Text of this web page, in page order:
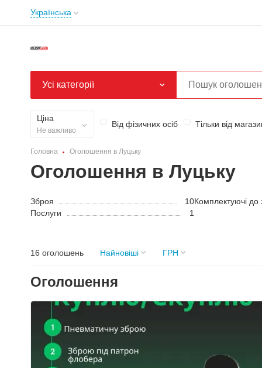
Українська
Усі категорії
Ціна
Не важливо
Від фізичних осіб Тільки від
Головна Оголошення в Луцьку
Оголошення в Луцьку
Зброя 10Комплектуючі до
Послуги
1
16 оголошень Найновіші ГРН
Оголошення